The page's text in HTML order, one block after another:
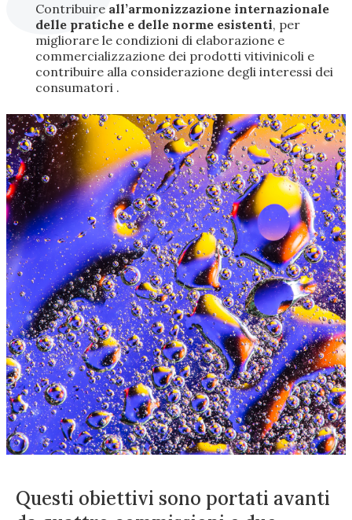
Contribuire all’armonizzazione internazionale
delle pratiche e delle norme esistenti, per
migliorare le condizioni di elaborazione e
commercializzazione dei prodotti vitivinicoli e
contribuire alla considerazione degli interessi dei
consumatori .
Questi obiettivi sono portati avanti